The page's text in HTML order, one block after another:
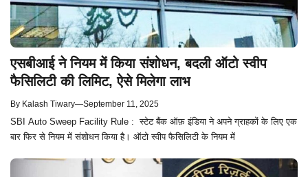
एसबीआई ने नियम में किया संशोधन, बदली ऑटो स्वीप
फैसिलिटी की लिमिट, ऐसे मिलेगा लाभ
By Kalash Tiwary—September 11, 2025
SBI Auto Sweep Facility Rule : स्टेट बैंक ऑफ़ इंडिया ने अपने ग्राहकों के लिए एक
बार फिर से नियम में संशोधन किया है। ऑटो स्वीप फैसिलिटी के नियम में